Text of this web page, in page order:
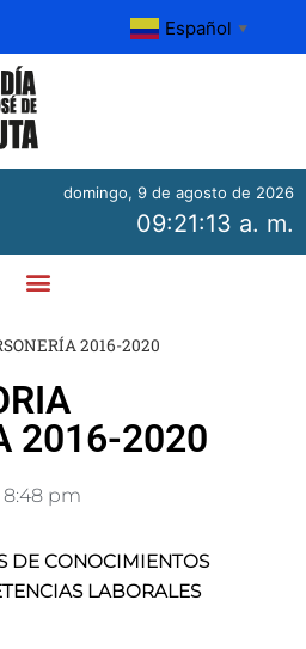
herramientas
Español ▼
domingo, 9 de agosto de 2026
09:21:13 a. m.
2016-2020
2016-2020
8:48 pm
DE CONOCIMIENTOS
LABORALES